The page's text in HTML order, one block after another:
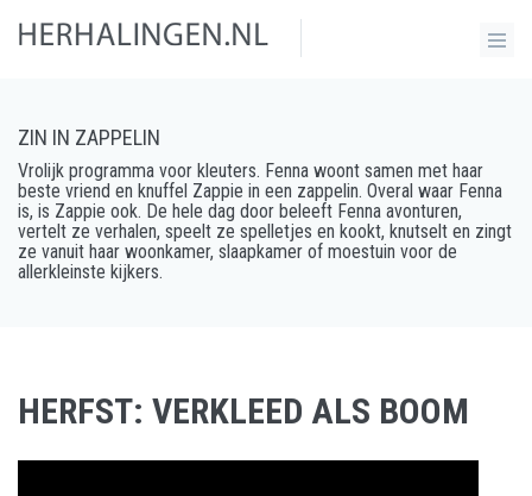
ZIN IN ZAPPELIN
Vrolijk programma voor kleuters. Fenna woont samen met haar
beste vriend en knuffel Zappie in een zappelin. Overal waar Fenna
is, is Zappie ook. De hele dag door beleeft Fenna avonturen,
vertelt ze verhalen, speelt ze spelletjes en kookt, knutselt en zingt
ze vanuit haar woonkamer, slaapkamer of moestuin voor de
allerkleinste kijkers.
HERFST: VERKLEED ALS BOOM